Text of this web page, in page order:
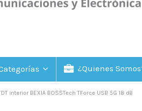
¿Quienes
interior BEXIA BOSSTech TForce USB 5G 18 dB